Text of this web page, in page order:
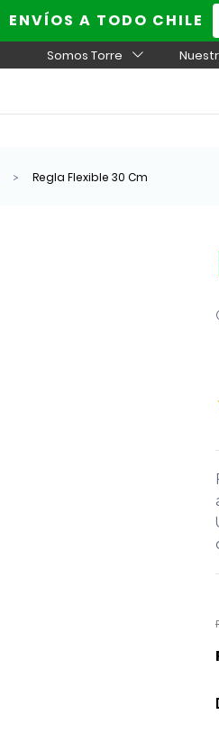
ENVÍOS A TODO CHILE
Somos Torre
Regla Flexible 30 Cm